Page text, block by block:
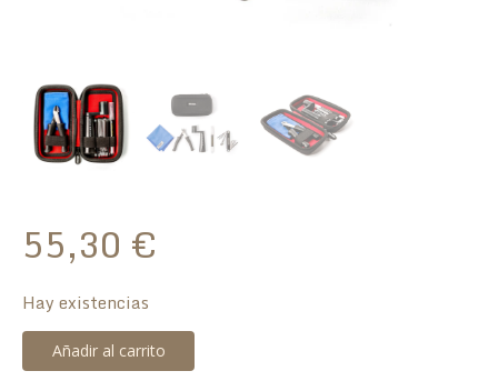
55,30 €
Hay existencias
Kit
Herramientas
Añadir al carrito